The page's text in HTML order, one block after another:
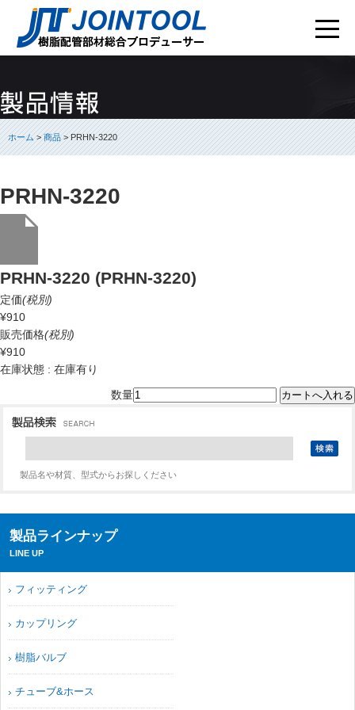
ホーム>商品> PRHN-3220
PRHN-3220
PRHN-3220 (PRHN-3220)
定価(税別)
¥910
販売価格(税別)
¥910
在庫状態 : 在庫有り
数量
製品名や材質、型式からお探しください
製品ラインナップ
LINE UP
フィッティング
カップリング
樹脂バルブ
チューブ&ホース